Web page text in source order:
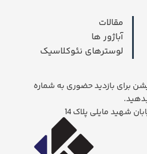
مقالات
آباژور ها
لوسترهای نئوکلاسیک
برای بازدید حضوری به شماره
شهید مایلی پلاک 14